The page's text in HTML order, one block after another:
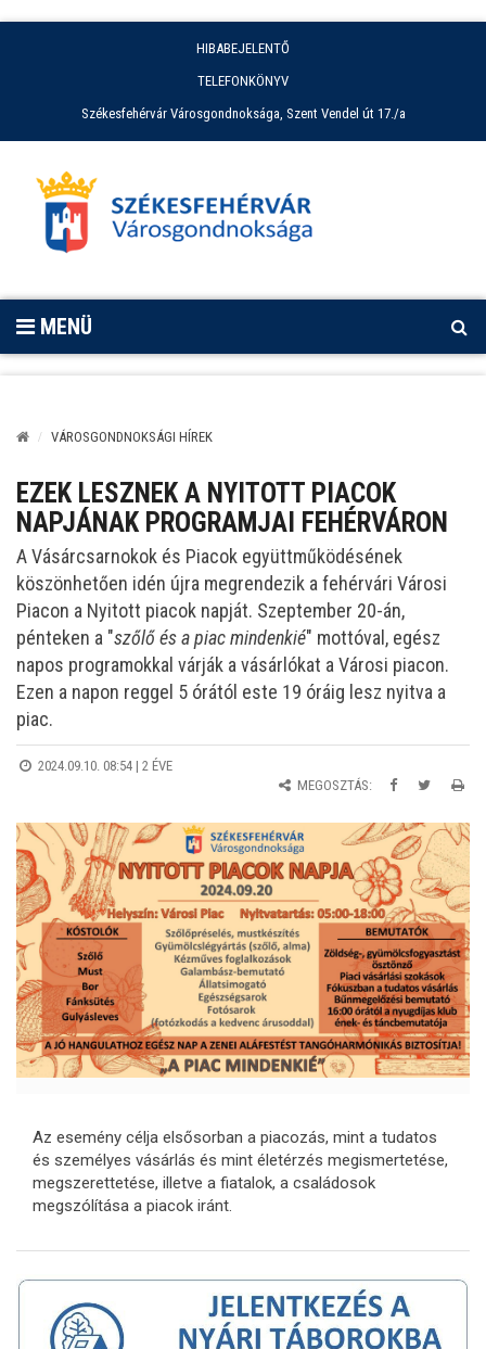
HIBABEJELENTŐ
TELEFONKÖNYV
Székesfehérvár Városgondnoksága, Szent Vendel út 17./a
MENÜ
VÁROSGONDNOKSÁGI HÍREK
EZEK LESZNEK A NYITOTT PIACOK
NAPJÁNAK PROGRAMJAI FEHÉRVÁRON
A Vásárcsarnokok és Piacok együttműködésének
köszönhetően idén újra megrendezik a fehérvári Városi
Piacon a Nyitott piacok napját. Szeptember 20-án,
pénteken a "szőlő és a piac mindenkié" mottóval, egész
napos programokkal várják a vásárlókat a Városi piacon.
Ezen a napon reggel 5 órától este 19 óráig lesz nyitva a
piac.
2024.09.10. 08:54 | 2 ÉVE
MEGOSZTÁS:
Az esemény célja elsősorban a piacozás, mint a tudatos
és személyes vásárlás és mint életérzés megismertetése,
megszerettetése, illetve a fiatalok, a családosok
megszólítása a piacok iránt.